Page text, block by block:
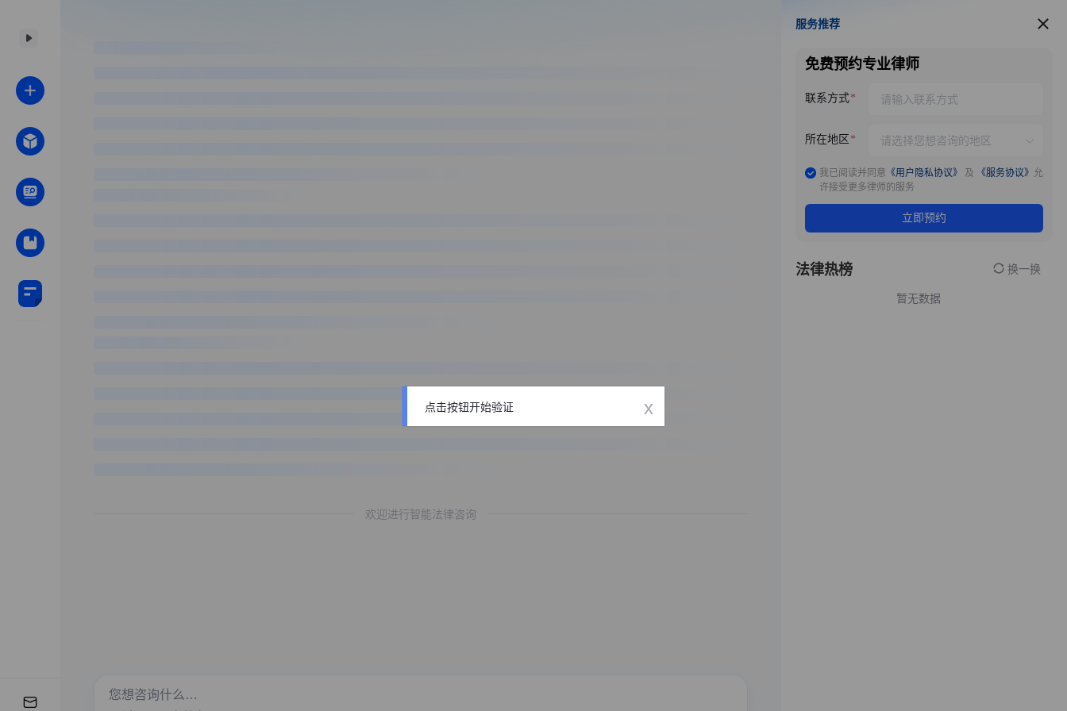
欢迎进行智能法律咨询
服务推荐
服务推荐
免费预约专业律师
联系方式
所在地区
我已阅读并同意 《用户隐私协议》 及 《服务协议》 允
许接受更多律师的服务
立即预约
法律热榜 换一换
暂无数据
点击按钮开始验证 x